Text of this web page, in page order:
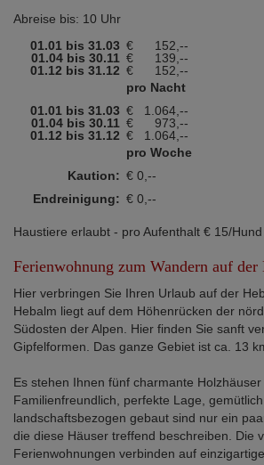
Abreise bis: 10 Uhr
01.01 bis 31.03 €
152,--
01.04 bis 30.11 €
139,--
01.12 bis 31.12 €
152,--
pro Nacht
01.01 bis 31.03 €
1.064,--
01.04 bis 30.11 €
973,--
01.12 bis 31.12 €
1.064,--
pro Woche
Kaution: € 0,--
Endreinigung: € 0,--
Haustiere erlaubt - pro Aufenthalt € 15/Hund
Ferienwohnung zum Wandern auf der
Hier verbringen Sie Ihren Urlaub auf der
Hebalm liegt auf dem Höhenrücken der
Südosten der Alpen. Hier finden Sie sanft
Gipfelformen. Das ganze Gebiet ist ca. 13
Es stehen Ihnen fünf charmante Holzhäuser
Familienfreundlich, perfekte Lage,
landschaftsbezogen gebaut sind nur ein
die diese Häuser treffend beschreiben. Die
Ferienwohnungen verbinden auf